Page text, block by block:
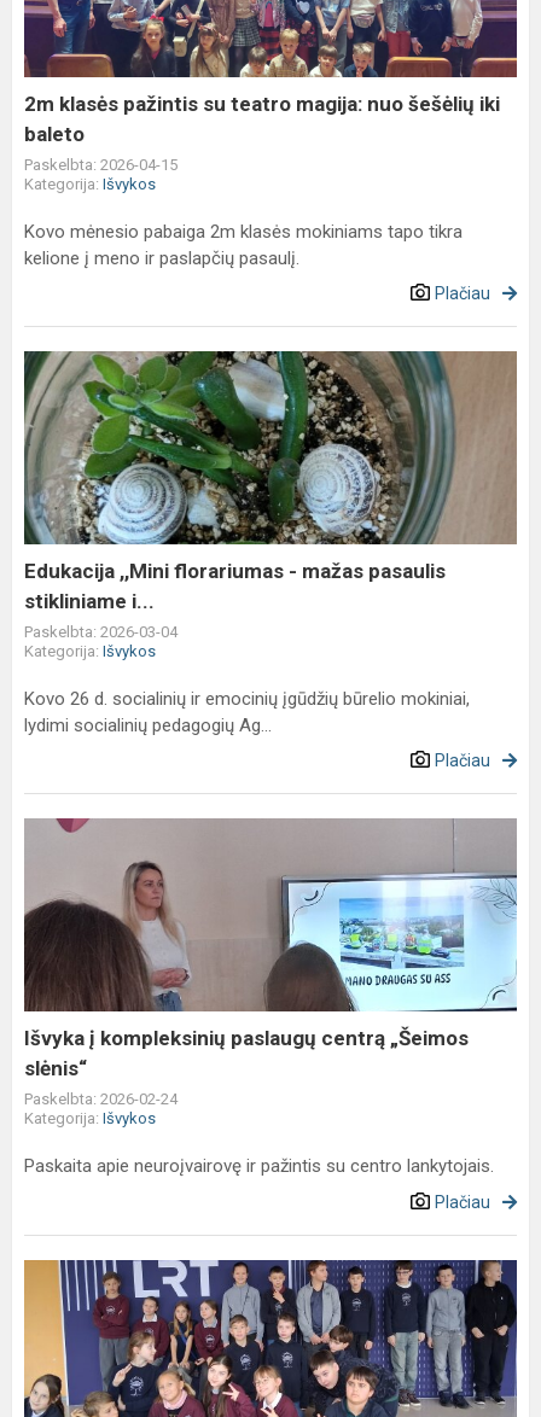
teatro
magija:
nuo
šešėlių
iki
baleto
2m klasės pažintis su teatro magija: nuo šešėlių iki
baleto
Paskelbta: 2026-04-15
Kategorija: Išvykos
Kovo mėnesio pabaiga 2m klasės mokiniams tapo tikra
kelione į meno ir paslapčių pasaulį.
Plačiau
Edukacija
,,Mini
florariumas
-
mažas
pasaulis
stikliniame
i...
Edukacija ,,Mini florariumas - mažas pasaulis
stikliniame i...
Paskelbta: 2026-03-04
Kategorija: Išvykos
Kovo 26 d. socialinių ir emocinių įgūdžių būrelio mokiniai,
lydimi socialinių pedagogių Ag...
Plačiau
Išvyka
kompleksinių
paslaugų
centrą
„Šeimos
slėnis“
Išvyka į kompleksinių paslaugų centrą „Šeimos
slėnis“
Paskelbta: 2026-02-24
Kategorija: Išvykos
Paskaita apie neuroįvairovę ir pažintis su centro lankytojais.
Plačiau
klasės
ekskursija
LRT